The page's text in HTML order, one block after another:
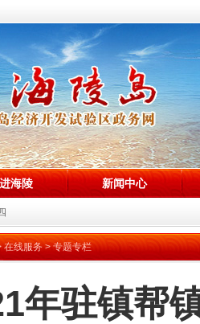
海陵 新闻中心
在线服务>专题专栏
年驻镇帮